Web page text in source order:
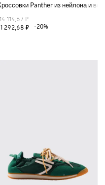
кожиPanther из нейлона и
114,67 ₽
292,68 ₽
-20%